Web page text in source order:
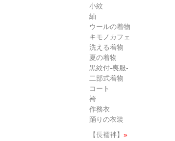
小紋
紬
ウールの着物
キモノカフェ
洗える着物
夏の着物
黒紋付-喪服-
二部式着物
コート
袴
作務衣
踊りの衣装
【長襦袢】 »